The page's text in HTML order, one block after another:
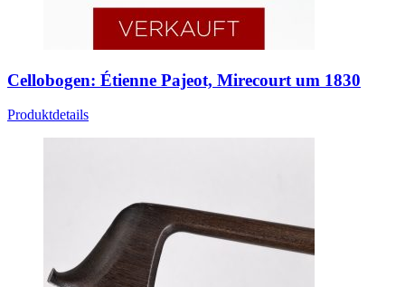
Cellobogen: Étienne Pajeot, Mirecourt um 1830
Produktdetails